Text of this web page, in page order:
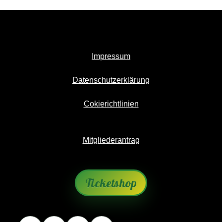
Impressum
Datenschutzerklärung
Cokierichtlinien
Mitgliederantrag
Ticketshop